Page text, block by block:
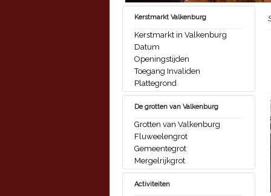
Kerstmarkt Valkenburg
Kerstmarkt in Valkenburg
Datum
Openingstijden
Toegang Invaliden
Plattegrond
De grotten van Valkenburg
Grotten van Valkenburg
Fluweelengrot
Gemeentegrot
Mergelrijkgrot
Activiteiten